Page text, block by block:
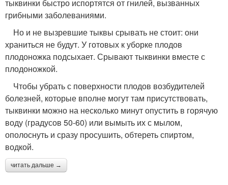
тыквинки быстро испортятся от гнилей, вызванных
грибными заболеваниями.
Но и не вызревшие тыквы срывать не стоит: они
храниться не будут. У готовых к уборке плодов
плодоножка подсыхает. Срывают тыквинки вместе с
плодоножкой.
Чтобы убрать с поверхности плодов возбудителей
болезней, которые вполне могут там присутствовать,
тыквинки можно на несколько минут опустить в горячую
воду (градусов 50-60) или вымыть их с мылом,
ополоснуть и сразу просушить, обтереть спиртом,
водкой.
читать дальше →